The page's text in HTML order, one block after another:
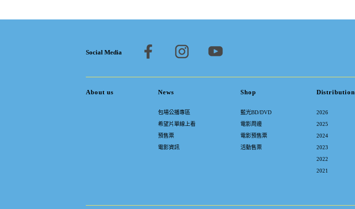
Social Media
About us News
包場公播專區
希望片單線上看
預售票
電影資訊
Shop
藍光BD/DVD
電影周邊
電影預售票
活動售票
Distribution
2026
2025
2024
2023
2022
2021